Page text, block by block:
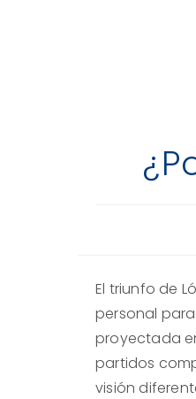
El triunfo de
personal
proyectada
partidos
visión